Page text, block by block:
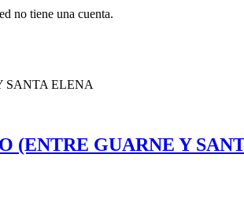
no tiene una cuenta.
SANTA ELENA
(ENTRE GUARNE Y